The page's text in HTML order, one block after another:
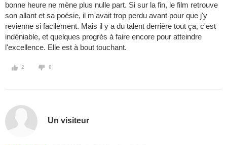
bonne heure ne mène plus nulle part. Si sur la fin, le film retrouve
son allant et sa poésie, il m'avait trop perdu avant pour que j'y
revienne si facilement. Mais il y a du talent derrière tout ça, c'est
indéniable, et quelques progrès à faire encore pour atteindre
l'excellence. Elle est à bout touchant.
2 0
Un visiteur